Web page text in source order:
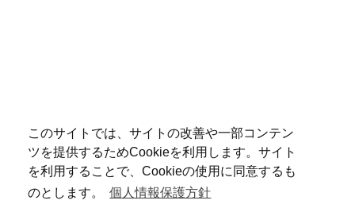
このサイトでは、サイトの改善や一部コンテン
ツを提供するためCookieを利用します。サイト
を利用することで、Cookieの使用に同意するも
のとします。
個人情報保護方針